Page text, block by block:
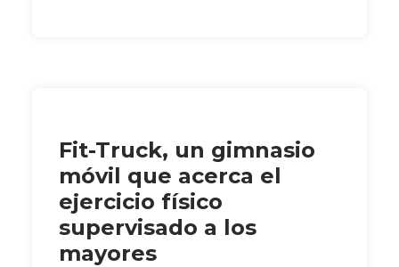
Fit-Truck, un gimnasio
móvil que acerca el
ejercicio físico
supervisado a los
mayores